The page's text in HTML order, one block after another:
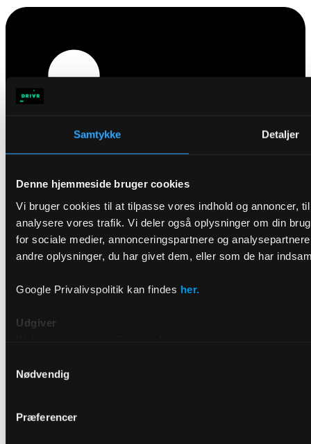
Samtykke Detaljer
Denne hjemmeside bruger cookies
Vi bruger cookies til at tilpasse vores indhold og annoncer,
analysere vores trafik. Vi deler også oplysninger om din
for sociale medier, annonceringspartnere og
andre oplysninger, du har givet dem, eller som de har
Google Privalivspolitik kan findes her.
Udgiver
DRIVR
Nødvendig
Præferencer